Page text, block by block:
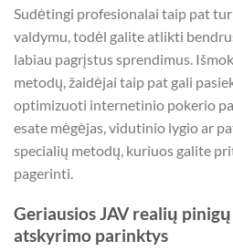
Sudėtingi profesionalai taip pat
valdymu, todėl galite atlikti
labiau pagrįstus sprendimus.
metodų, žaidėjai taip pat gali
optimizuoti internetinio pokerio
esate mėgėjas, vidutinio lygio ar
specialių metodų, kuriuos galite
pagerinti.
Geriausios JAV realių
atskyrimo parinktys